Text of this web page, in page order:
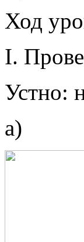
Ход
I.
Устно:
а)